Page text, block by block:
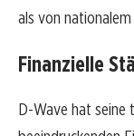
als von
Finanzielle
D-Wave hat seine